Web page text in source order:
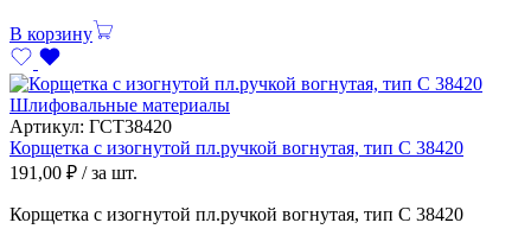
В корзину
Шлифовальные материалы
Артикул: ГСТ38420
Корщетка с изогнутой пл.ручкой вогнутая, тип С 38420
191,00 ₽ / за шт.
Корщетка с изогнутой пл.ручкой вогнутая, тип С 38420